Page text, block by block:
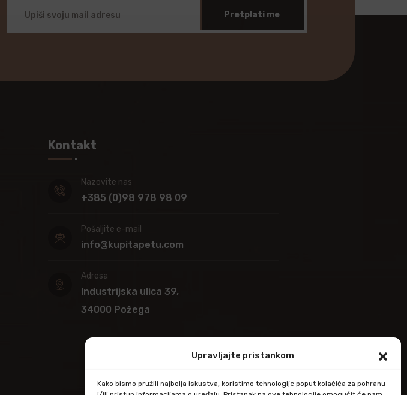
Upravljajte pristankom
Kako bismo pružili najbolja iskustva, koristimo tehnologije poput kolačića za pohranu
Pretplati me
Kontakt
Nazovite nas
+385 (0)98 978 98 09
Pošaljite e-mail
info@kupitapetu.com
Adresa
Industrijska ulica 39,
34000 Požega